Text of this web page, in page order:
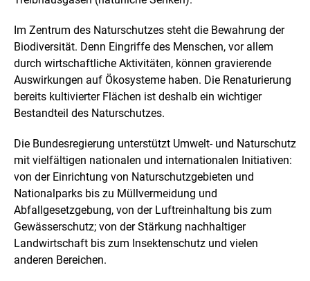
Im Zentrum des Naturschutzes steht die Bewahrung der
Biodiversität. Denn Eingriffe des Menschen, vor allem
durch wirtschaftliche Aktivitäten, können gravierende
Auswirkungen auf Ökosysteme haben. Die Renaturierung
bereits kultivierter Flächen ist deshalb ein wichtiger
Bestandteil des Naturschutzes.
Die Bundesregierung unterstützt Umwelt- und Naturschutz
mit vielfältigen nationalen und internationalen Initiativen:
von der Einrichtung von Naturschutzgebieten und
Nationalparks bis zu Müllvermeidung und
Abfallgesetzgebung, von der Luftreinhaltung bis zum
Gewässerschutz; von der Stärkung nachhaltiger
Landwirtschaft bis zum Insektenschutz und vielen
anderen Bereichen.